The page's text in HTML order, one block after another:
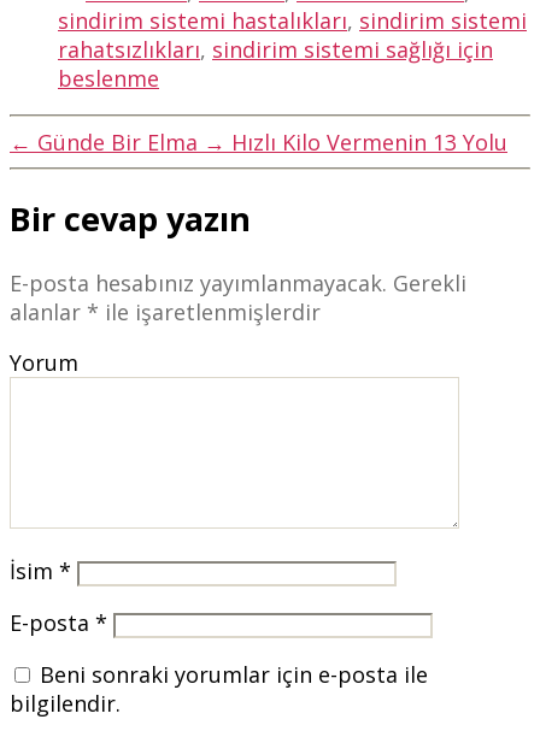
sindirim sistemi hastalıkları, sindirim sistemi
rahatsızlıkları, sindirim sistemi sağlığı için
beslenme
← Günde Bir Elma → Hızlı Kilo Vermenin 13 Yolu
Bir cevap yazın
E-posta hesabınız yayımlanmayacak. Gerekli
alanlar * ile işaretlenmişlerdir
Yorum
İsim *
E-posta *
Beni sonraki yorumlar için e-posta ile
bilgilendir.